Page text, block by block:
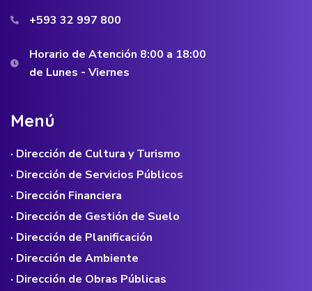
+593 32 997 800
Horario de Atención 8:00 a 18:00
de Lunes - Viernes
Menú
· Dirección de Cultura y Turismo
· Dirección de Servicios Públicos
· Dirección Financiera
· Dirección de Gestión de Suelo
· Dirección de Planificación
· Dirección de Ambiente
· Dirección de Obras Públicas